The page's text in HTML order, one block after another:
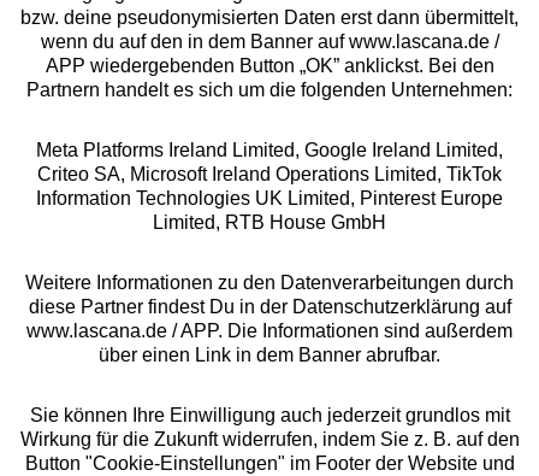
Rechtliches
Alle Preise inkl. MwSt., zzgl.
Versandkosten
** Bonität vorausgesetzt, berechtigt zur Bonitätsprüfung
bzw. deine pseudonymisierten Daten erst dann übermittelt,
wenn du auf den in dem Banner auf www.lascana.de /
APP wiedergebenden Button „OK” anklickst. Bei den
Partnern handelt es sich um die folgenden Unternehmen:
Meta Platforms Ireland Limited, Google Ireland Limited,
Criteo SA, Microsoft Ireland Operations Limited, TikTok
Information Technologies UK Limited, Pinterest Europe
Limited, RTB House GmbH
Weitere Informationen zu den Datenverarbeitungen durch
diese Partner findest Du in der Datenschutzerklärung auf
www.lascana.de / APP. Die Informationen sind außerdem
über einen Link in dem Banner abrufbar.
Sie können Ihre Einwilligung auch jederzeit grundlos mit
Wirkung für die Zukunft widerrufen, indem Sie z. B. auf den
Button "Cookie-Einstellungen" im Footer der Website und